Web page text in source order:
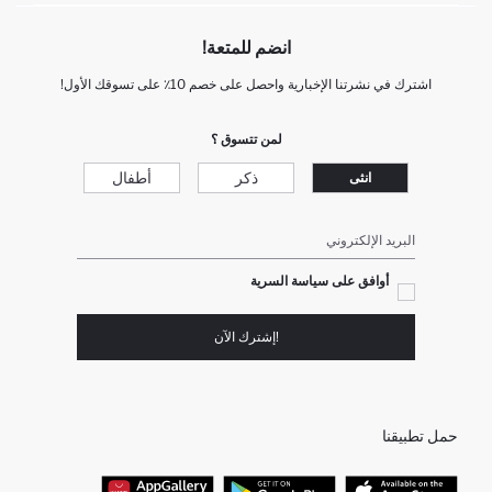
انضم للمتعة!
اشترك في نشرتنا الإخبارية واحصل على خصم 10٪ على تسوقك الأول!
لمن تتسوق ؟
انثى ذكر أطفال
البريد الإلكتروني
أوافق على سياسة السرية
!إشترك الآن
حمل تطبيقنا